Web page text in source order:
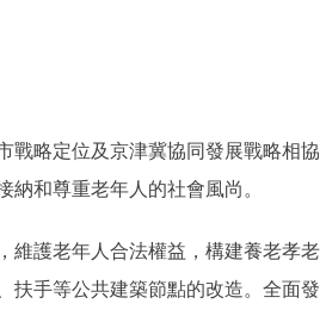
略定位及京津冀協同發展戰略相協
和尊重老年人的社會風尚。
護老年人合法權益，構建養老孝老
扶手等公共建築節點的改造。全面發